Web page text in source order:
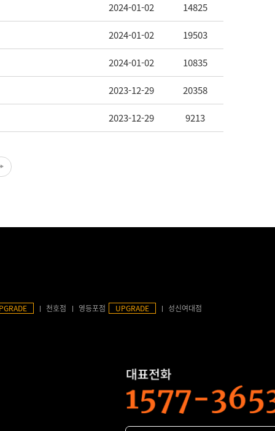
2024-01-02 14825
2024-01-02 19503
2024-01-02 10835
2023-12-29 20358
2023-12-29 9213
천호점 영등포점 UPGRADE 성신여대점